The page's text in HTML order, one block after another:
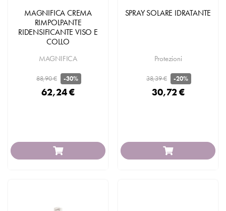
MAGNIFICA CREMA
RIMPOLPANTE
RIDENSIFICANTE VISO E
COLLO
MAGNIFICA
88,90 € -30%
62,24 €
SPRAY SOLARE IDRATANTE
Protezioni
38,39 € -20%
30,72 €